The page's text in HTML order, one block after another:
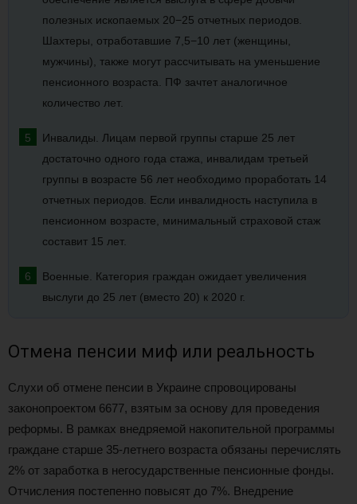
полезных ископаемых 20−25 отчетных периодов.
Шахтеры, отработавшие 7,5−10 лет (женщины,
мужчины), также могут рассчитывать на уменьшение
пенсионного возраста. ПФ зачтет аналогичное
количество лет.
Инвалиды. Лицам первой группы старше 25 лет
достаточно одного года стажа, инвалидам третьей
группы в возрасте 56 лет необходимо проработать 14
отчетных периодов. Если инвалидность наступила в
пенсионном возрасте, минимальный страховой стаж
составит 15 лет.
Военные. Категория граждан ожидает увеличения
выслуги до 25 лет (вместо 20) к 2020 г.
Отмена пенсии миф или реальность
Слухи об отмене пенсии в Украине спровоцированы
законопроектом 6677, взятым за основу для проведения
реформы. В рамках внедряемой накопительной программы
граждане старше 35-летнего возраста обязаны перечислять
2% от заработка в негосударственные пенсионные фонды.
Отчисления постепенно повысят до 7%. Внедрение